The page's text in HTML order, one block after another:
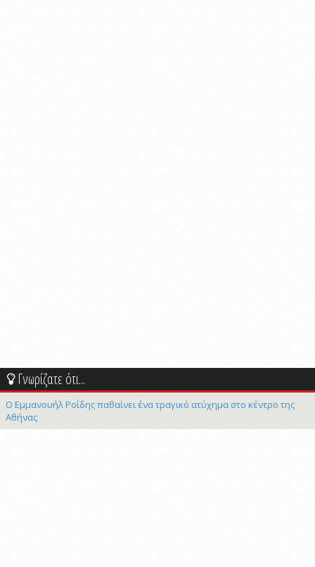
Γνωρίζατε ότι...
Ο Εμμανουήλ Ροΐδης παθαίνει ένα τραγικό ατύχημα στο κέντρο της
Αθήνας